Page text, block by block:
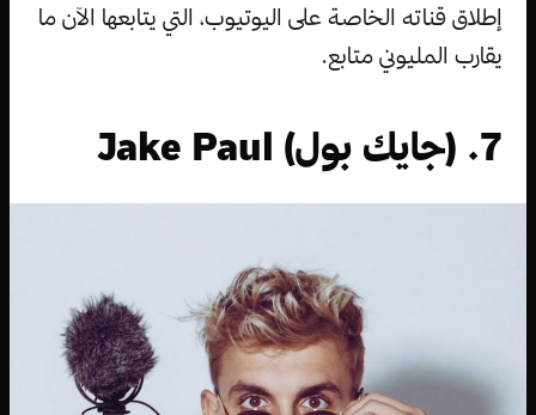
إطلاق قناته الخاصة على اليوتيوب، التي يتابعها الآن ما
يقارب المليوني متابع.
7. (جايك بول) Jake Paul